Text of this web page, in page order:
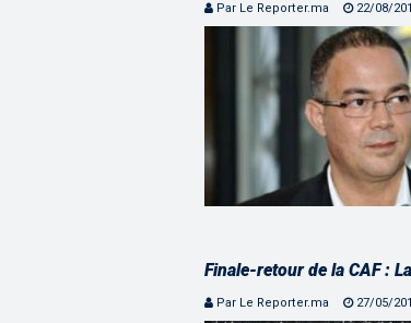
Par Le Reporter.ma 22/08/
Finale-retour de la CAF :
Par Le Reporter.ma 27/05/